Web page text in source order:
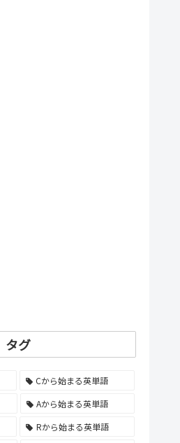
タグ
Cから始まる英単語
Aから始まる英単語
Rから始まる英単語